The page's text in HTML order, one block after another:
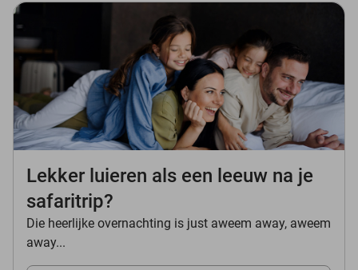
Lekker luieren als een leeuw na je
safaritrip?
Die heerlijke overnachting is just aweem away, aweem
away...